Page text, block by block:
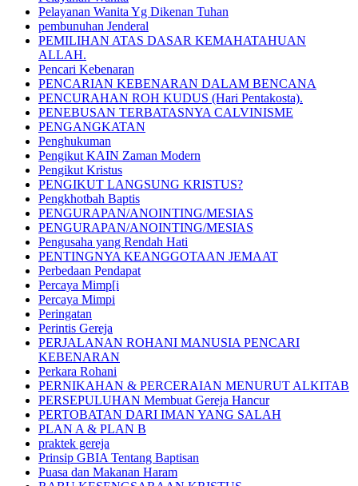
Pelayanan Wanita Yg Dikenan Tuhan
pembunuhan Jenderal
PEMILIHAN ATAS DASAR KEMAHATAHUAN
ALLAH.
Pencari Kebenaran
PENCARIAN KEBENARAN DALAM BENCANA
PENCURAHAN ROH KUDUS (Hari Pentakosta).
PENEBUSAN TERBATASNYA CALVINISME
PENGANGKATAN
Penghukuman
Pengikut KAIN Zaman Modern
Pengikut Kristus
PENGIKUT LANGSUNG KRISTUS?
Pengkhotbah Baptis
PENGURAPAN/ANOINTING/MESIAS
PENGURAPAN/ANOINTING/MESIAS
Pengusaha yang Rendah Hati
PENTINGNYA KEANGGOTAAN JEMAAT
Perbedaan Pendapat
Percaya Mimp[i
Percaya Mimpi
Peringatan
Perintis Gereja
PERJALANAN ROHANI MANUSIA PENCARI
KEBENARAN
Perkara Rohani
PERNIKAHAN & PERCERAIAN MENURUT ALKITAB
PERSEPULUHAN Membuat Gereja Hancur
PERTOBATAN DARI IMAN YANG SALAH
PLAN A & PLAN B
praktek gereja
Prinsip GBIA Tentang Baptisan
Puasa dan Makanan Haram